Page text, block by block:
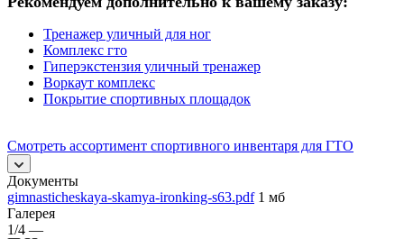
Тренажер уличный для ног
Комплекс гто
Гиперэкстензия уличный тренажер
Воркаут комплекс
Покрытие спортивных площадок
Смотреть ассортимент спортивного инвентаря для ГТО
Документы
gimnasticheskaya-skamya-ironking-s63.pdf 1 мб
Галерея
1/4 —